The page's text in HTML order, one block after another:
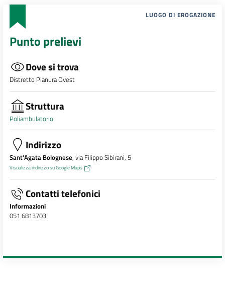
LUOGO DI EROGAZIONE
Punto prelievi
Dove si trova
Distretto Pianura Ovest
Struttura
Poliambulatorio
Indirizzo
Sant'Agata Bolognese, via Filippo Sibirani, 5
Visualizza indirizzo su Google Maps
Contatti telefonici
Informazioni
051 6813703